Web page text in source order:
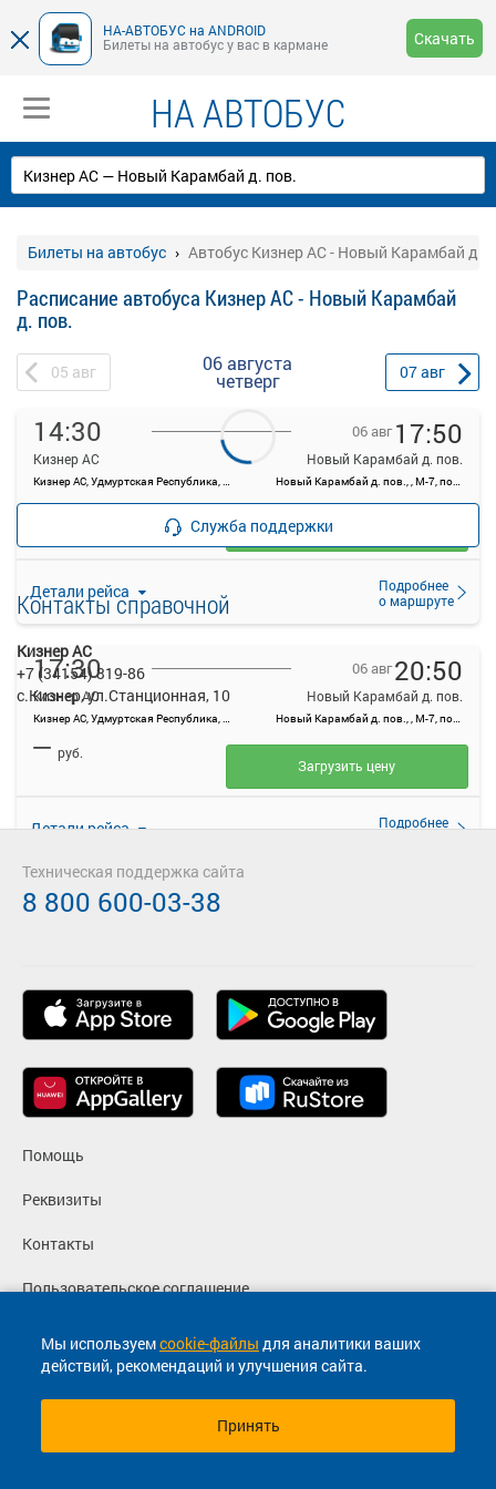
НА-АВТОБУС на ANDROID
Билеты на автобус у вас в кармане
Скачать
НА АВТОБУС
Билеты на автобус Автобус Кизнер АС - Новый Карамбай д.
Расписание автобуса Кизнер АС - Новый Карамбай
д. пов.
05 авг 06 августа
четверг 07авг
14:30
Кизнер АС
Кизнер АС, Удмуртская Республика, Кизнер пос., ул. Станционная, 10
06 авг 17:50
Новый Карамбай д. пов.
Новый Карамбай д. пов., , М-7, подъезд к Ижевску и Перми
Детали рейса
Подробнее
о маршруте
—
Загрузить цену
17:30
Кизнер АС
Кизнер АС, Удмуртская Республика, Кизнер пос., ул. Станционная, 10
06 авг20:50
Новый Карамбай д. пов.
Новый Карамбай д. пов., , М-7, подъезд к Ижевску и Перми
Детали рейса
Подробнее
— руб.
Загрузить цену
Служба поддержки
Контакты справочной
Кизнер АС
+7 (34154) 319-86
с.Кизнер, ул.Станционная, 10
Мы используемcookie-файлы для аналитики ваших
действий, рекомендаций и улучшения сайта.
Принять
Помощь
Реквизиты
Контакты
Пользовательское соглашение
Политика конфиденциальности
Согласие на маркетинговые сообщения
Техническая поддержка сайта
8 800 600-03-38
© 2013-2026, ООО "Капитал"- Онлайн сервис продажи